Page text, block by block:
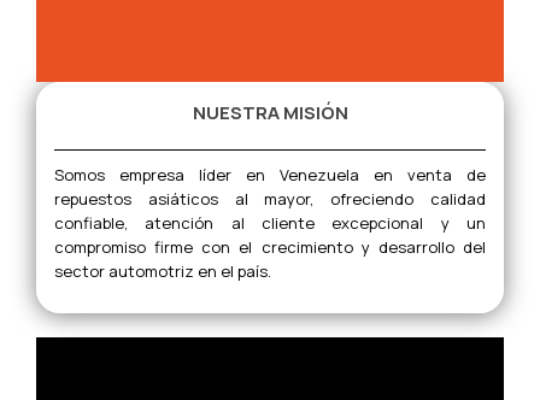
NUESTRA MISIÓN
Somos empresa líder en Venezuela en venta de
repuestos asiáticos al mayor, ofreciendo calidad
confiable, atención al cliente excepcional y un
compromiso firme con el crecimiento y desarrollo del
sector automotriz en el país.